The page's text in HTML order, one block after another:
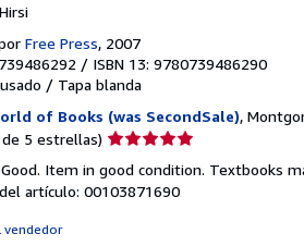
Free Press, 2007
/ ISBN 13: 9780739486290
/ Tapa blanda
of Books (was SecondSale),
5 estrellas) Calificación
vendedor:
5
Good. Item in good condition. Textbooks
artículo: 00103871690
vendedor